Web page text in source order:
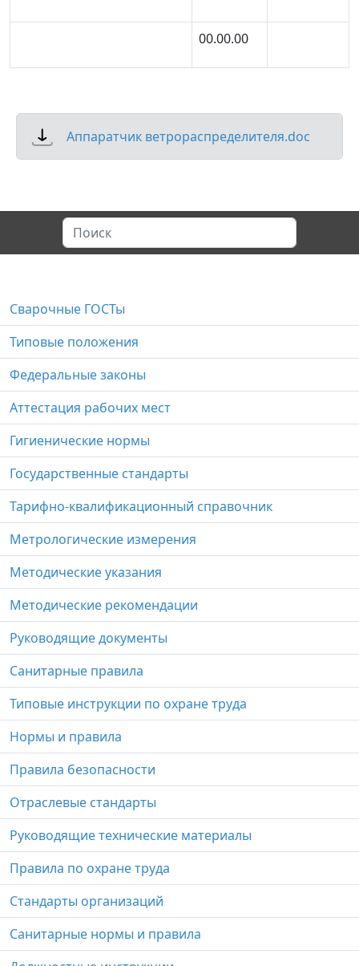
00.00.00
Аппаратчик ветрораспределителя.doc
Сварочные ГОСТы
Типовые положения
Федеральные законы
Аттестация рабочих мест
Гигиенические нормы
Государственные стандарты
Тарифно-квалификационный справочник
Метрологические измерения
Методические указания
Методические рекомендации
Руководящие документы
Санитарные правила
Типовые инструкции по охране труда
Нормы и правила
Правила безопасности
Отраслевые стандарты
Руководящие технические материалы
Правила по охране труда
Стандарты организаций
Санитарные нормы и правила